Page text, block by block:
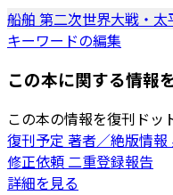
船舶 第二次世界大戦・太
キーワードの編集
この本に関する情報
この本の情報を復刊ドッ
復刊予定 著者／絶版情報
修正依頼二重登録報告
詳細を見る